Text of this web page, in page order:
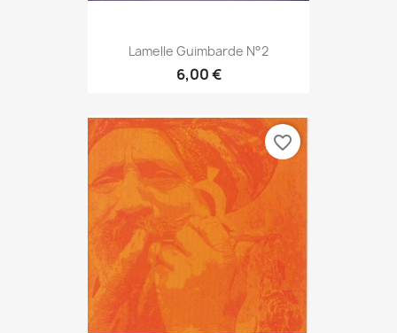
Lamelle Guimbarde N°2
6,00 €
favorite_border